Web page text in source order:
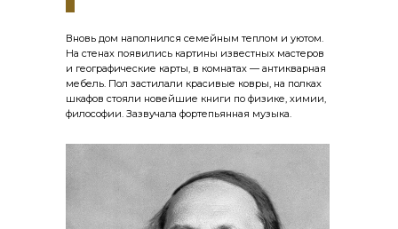
Вновь дом наполнился семейным теплом и уютом.
На стенах появились картины известных мастеров
и географические карты, в комнатах — антикварная
мебель. Пол застилали красивые ковры, на полках
шкафов стояли новейшие книги по физике, химии,
философии. Зазвучала фортепьянная музыка.